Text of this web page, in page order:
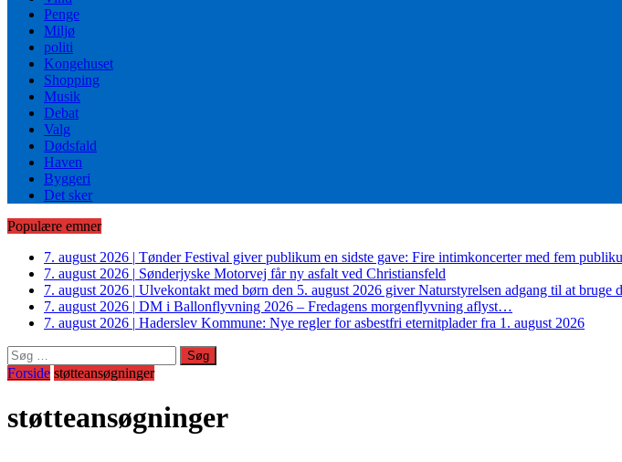
Penge
Miljø
politi
Kongehuset
Shopping
Musik
Debat
Valg
Dødsfald
Haven
Byggeri
Det sker
Populære emner
7. august 2026 | Tønder Festival giver publikum en sidste gave: Fire intimkoncerter med fem
7. august 2026 | Sønderjyske Motorvej får ny asfalt ved Christiansfeld
7. august 2026 | Ulvekontakt med børn den 5. august 2026 giver Naturstyrelsen adgang til at bruge
7. august 2026 | DM i Ballonflyvning 2026 – Fredagens morgenflyvning aflyst…
7. august 2026 | Haderslev Kommune: Nye regler for asbestfri eternitplader fra 1. august 2026
Søg
efter:
Forside støtteansøgninger
støtteansøgninger